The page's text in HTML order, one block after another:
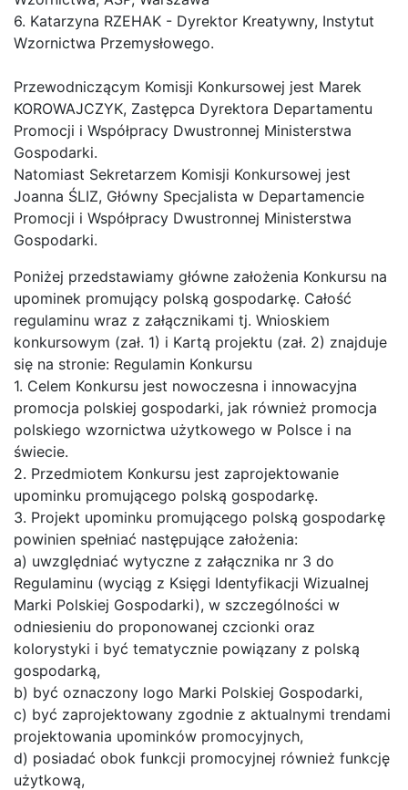
6. Katarzyna RZEHAK - Dyrektor Kreatywny, Instytut
Wzornictwa Przemysłowego.
Przewodniczącym Komisji Konkursowej jest Marek
KOROWAJCZYK, Zastępca Dyrektora Departamentu
Promocji i Współpracy Dwustronnej Ministerstwa
Gospodarki.
Natomiast Sekretarzem Komisji Konkursowej jest
Joanna ŚLIZ, Główny Specjalista w Departamencie
Promocji i Współpracy Dwustronnej Ministerstwa
Gospodarki.
Poniżej przedstawiamy główne założenia Konkursu na
upominek promujący polską gospodarkę. Całość
regulaminu wraz z załącznikami tj. Wnioskiem
konkursowym (zał. 1) i Kartą projektu (zał. 2) znajduje
się na stronie: Regulamin Konkursu
1. Celem Konkursu jest nowoczesna i innowacyjna
promocja polskiej gospodarki, jak również promocja
polskiego wzornictwa użytkowego w Polsce i na
świecie.
2. Przedmiotem Konkursu jest zaprojektowanie
upominku promującego polską gospodarkę.
3. Projekt upominku promującego polską gospodarkę
powinien spełniać następujące założenia:
a) uwzględniać wytyczne z załącznika nr 3 do
Regulaminu (wyciąg z Księgi Identyfikacji Wizualnej
Marki Polskiej Gospodarki), w szczególności w
odniesieniu do proponowanej czcionki oraz
kolorystyki i być tematycznie powiązany z polską
gospodarką,
b) być oznaczony logo Marki Polskiej Gospodarki,
c) być zaprojektowany zgodnie z aktualnymi trendami
projektowania upominków promocyjnych,
d) posiadać obok funkcji promocyjnej również funkcję
użytkową,